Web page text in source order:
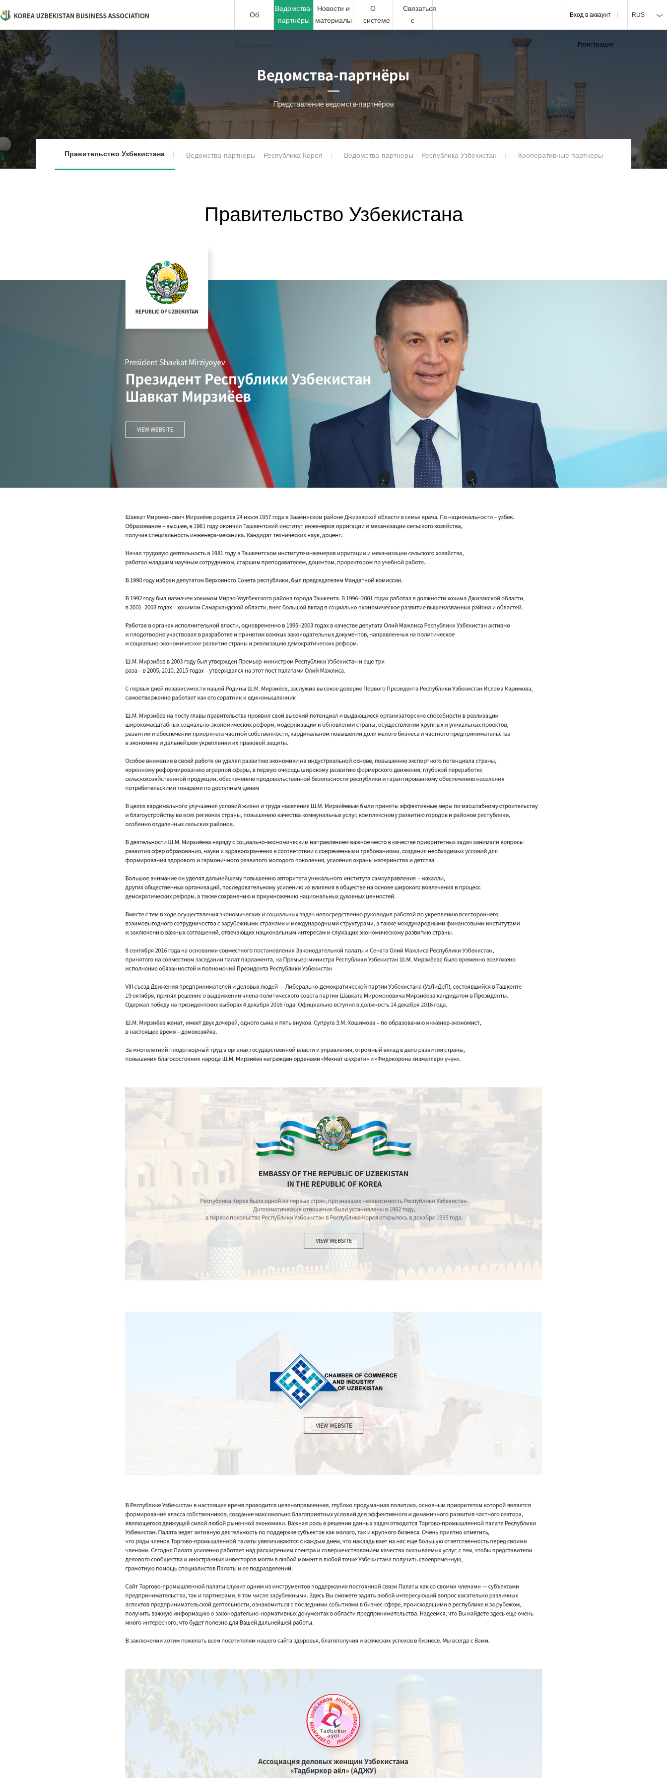
Вход в аккаунт
Регистрация
RUS
Об
Ассоциации
Ведомства-
партнёры
Новости и
материалы
О
системе
членов
Связаться
с
нами
Правительство Узбекистана Ведомства-партнеры – Республика Корея Ведомства-партнеры – Республика Узбекистан Кооперативные партнеры
Правительство Узбекистана